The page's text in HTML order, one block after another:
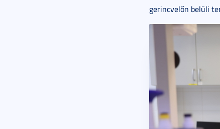
gerincvelőn belüli